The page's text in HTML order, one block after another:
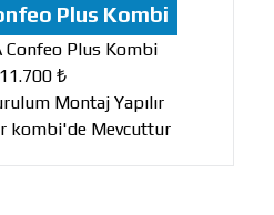
Plus Kombi
Confeo Plus Kombi
11.700 ₺
Montaj Yapılır
kombi'de Mevcuttur